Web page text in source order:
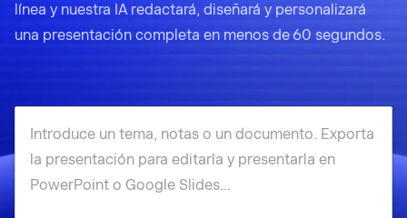
línea y nuestra IA redactará, diseñará y personalizará
una presentación completa en menos de 60 segundos.